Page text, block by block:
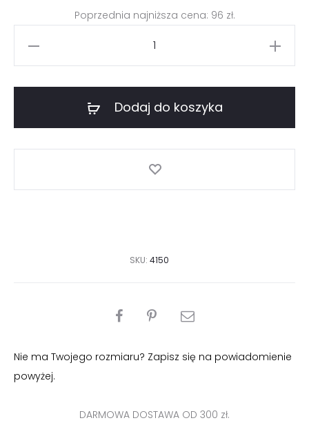
Poprzednia najniższa cena: 96 zł.
Dodaj do koszyka
SKU: 4150
PODZIEL
Nie ma Twojego rozmiaru? Zapisz się na powiadomienie
powyżej.
DARMOWA DOSTAWA OD 300 zł.